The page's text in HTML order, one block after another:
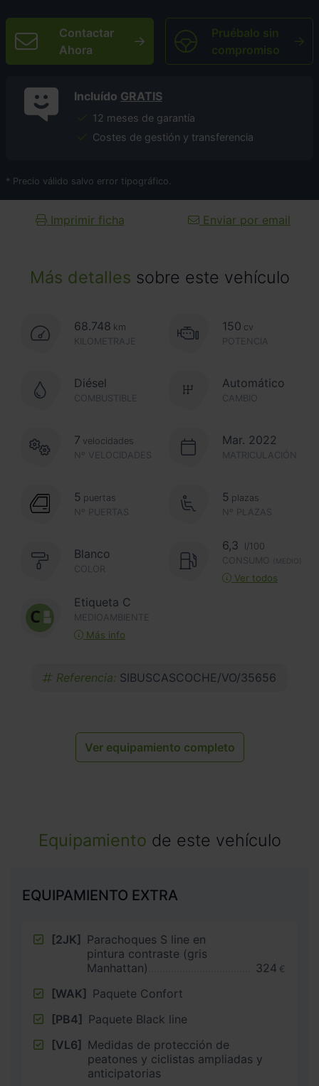
Más detalles sobre este vehículo
68.748 km
KILOMETRAJE
150 cv
POTENCIA
Diésel
COMBUSTIBLE CAMBIO
Automático
Nº VELOCIDADES
7 velocidades Mar. 2022
MATRICULACIÓN
Nº PUERTAS
5 puertas
Nº PLAZAS
5 plazas
Blanco
COLOR
6,3
l/100
CONSUMO
(MEDIO)
Ver todos
Etiqueta C
MEDIOAMBIENTE
Más info
Referencia: SIBUSCASCOCHE/VO/35656
Ver equipamiento completo
Contactar
Ahora
Pruébalo sin
compromiso
Incluído GRATIS
12 meses de garantía
Costes de gestión y transferencia
* Precio válido salvo error tipográfico.
Imprimir ficha Enviar por email
Equipamiento de este vehículo
EQUIPAMIENTO EXTRA
[2JK] Parachoques S line en
pintura contraste (gris
Manhattan)
324 €
[WAK] Paquete Confort
[PB4] Paquete Black line
[VL6] Medidas de protección de
peatones y ciclistas ampliadas y
anticipatorias